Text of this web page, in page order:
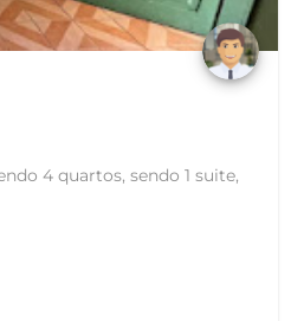
4 quartos, sendo 1 suite,